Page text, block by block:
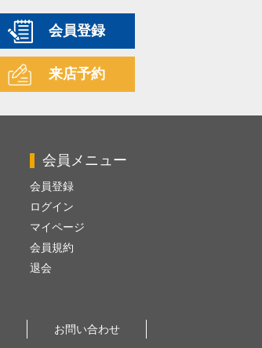
会員登録
来店予約
会員メニュー
会員登録
ログイン
マイページ
会員規約
退会
お問い合わせ